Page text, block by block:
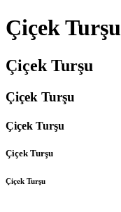
Çiçek Turşu
Çiçek Turşu
Çiçek Turşu
Çiçek Turşu
Çiçek Turşu
Çiçek Turşu